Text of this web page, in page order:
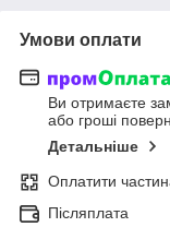
Умови оплати
Ви отримаєте
або гроші
Детальніше
Оплатити
Післяплата